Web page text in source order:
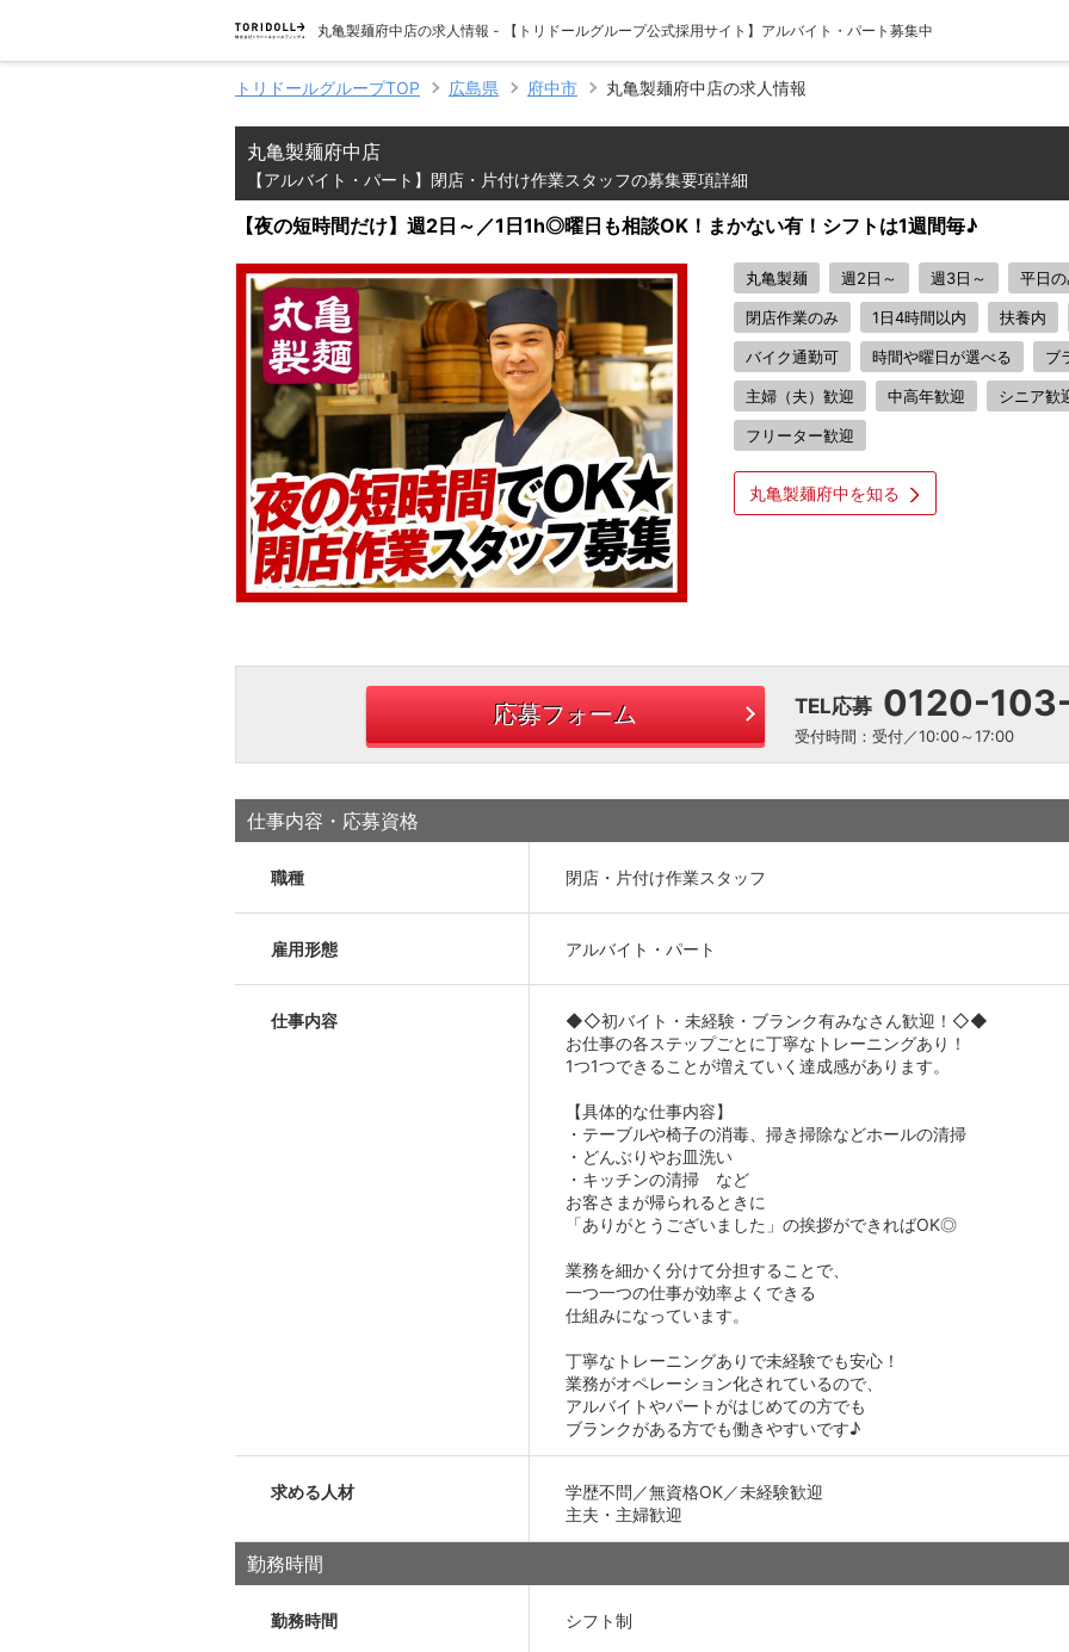
丸亀製麺府中店の求人情報 - 【トリドールグループ公式採用サイト】アルバイト・パート募集中
トリドールグループTOP 広島県 府中市 丸亀製麺府中店の求人情報
丸亀製麺府中店
【アルバイト・パート】閉店・片付け作業スタッフの募集要項詳細
【夜の短時間だけ】週2日～／1日1h◎曜日も相談OK！まかない有！シフトは1週間毎♪
丸亀製麺 週2日～ 週3日～ 平日
閉店作業のみ 1日4時間以内 扶養内
バイク通勤可 時間や曜日が選べる ブ
主婦（夫）歓迎 中高年歓迎 シニア歓
フリーター歓迎
丸亀製麺府中を知る
応募フォーム TEL応募 0120-
受付時間：受付／10:00～17:00
仕事内容・応募資格
職種 閉店・片付け作業スタッフ
雇用形態 アルバイト・パート
仕事内容
◆◇初バイト・未経験・ブランク有みなさん歓迎！◇◆
お仕事の各ステップごとに丁寧なトレーニングあり！
1つ1つできることが増えていく達成感があります。
【具体的な仕事内容】
・テーブルや椅子の消毒、掃き掃除などホールの清掃
・どんぶりやお皿洗い
・キッチンの清掃 など
お客さまが帰られるときに
「ありがとうございました」の挨拶ができればOK◎
業務を細かく分けて分担することで、
一つ一つの仕事が効率よくできる
仕組みになっています。
丁寧なトレーニングありで未経験でも安心！
業務がオペレーション化されているので、
アルバイトやパートがはじめての方でも
ブランクがある方でも働きやすいです♪
求める人材
学歴不問／無資格OK／未経験歓迎
主夫・主婦歓迎
勤務時間
勤務時間 シフト制